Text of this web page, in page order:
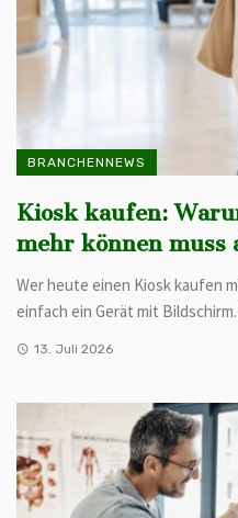
BRANCHENNEWS
Kiosk kaufen:
mehr können muss
Wer heute einen Kiosk kaufen
einfach ein Gerät mit
13. Juli 2026